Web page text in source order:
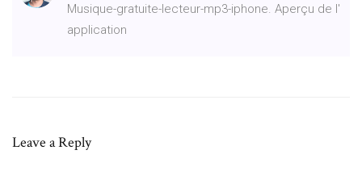
Musique-gratuite-lecteur-mp3-iphone. Aperçu de l'
application
Leave a Reply